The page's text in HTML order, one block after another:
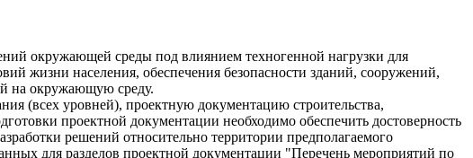
окружающей среды под влиянием техногенной нагрузки для
жизни населения, обеспечения безопасности зданий, сооружений,
на окружающую среду.
(всех уровней), проектную документацию строительства,
проектной документации необходимо обеспечить достоверность
решений относительно территории предполагаемого
для разделов проектной документации "Перечень мероприятий по